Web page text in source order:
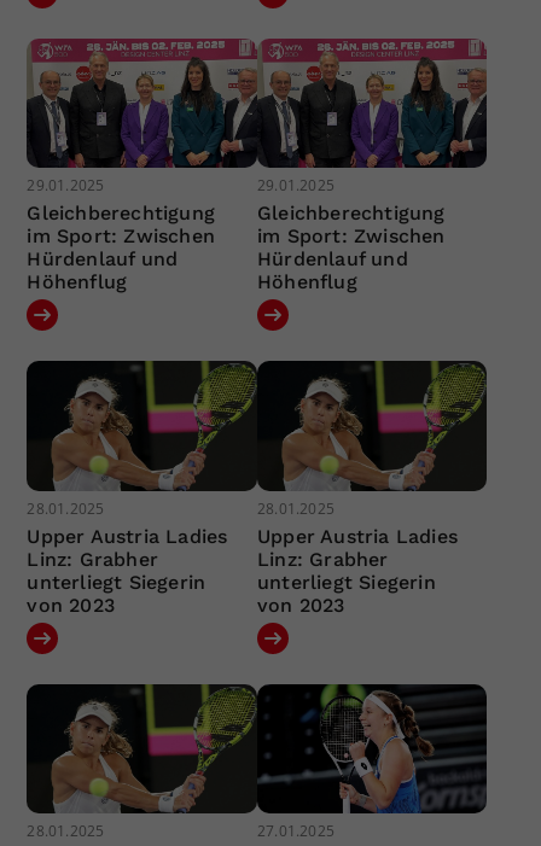
29.01.2025
Gleichberechtigung
im Sport: Zwischen
Hürdenlauf und
Höhenflug
29.01.2025
Gleichberechtigung
im Sport: Zwischen
Hürdenlauf und
Höhenflug
28.01.2025
Upper Austria Ladies
Linz: Grabher
unterliegt Siegerin
von 2023
28.01.2025
Upper Austria Ladies
Linz: Grabher
unterliegt Siegerin
von 2023
28.01.2025 27.01.2025